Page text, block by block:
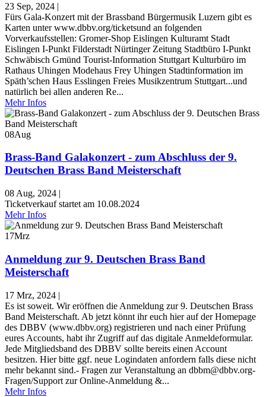
23 Sep, 2024 |
Fürs Gala-Konzert mit der Brassband Bürgermusik Luzern gibt es
Karten unter www.dbbv.org/ticketsund an folgenden
Vorverkaufsstellen: Gromer-Shop Eislingen Kulturamt Stadt
Eislingen I-Punkt Filderstadt Nürtinger Zeitung Stadtbüro I-Punkt
Schwäbisch Gmünd Tourist-Information Stuttgart Kulturbüro im
Rathaus Uhingen Modehaus Frey Uhingen Stadtinformation im
Späth’schen Haus Esslingen Freies Musikzentrum Stuttgart...und
natürlich bei allen anderen Re...
Mehr Infos
08Aug
Brass-Band Galakonzert - zum Abschluss der 9.
Deutschen Brass Band Meisterschaft
08 Aug, 2024 |
Ticketverkauf startet am 10.08.2024
Mehr Infos
17Mrz
Anmeldung zur 9. Deutschen Brass Band
Meisterschaft
17 Mrz, 2024 |
Es ist soweit. Wir eröffnen die Anmeldung zur 9. Deutschen Brass
Band Meisterschaft. Ab jetzt könnt ihr euch hier auf der Homepage
des DBBV (www.dbbv.org) registrieren und nach einer Prüfung
eures Accounts, habt ihr Zugriff auf das digitale Anmeldeformular.
Jede Mitgliedsband des DBBV sollte bereits einen Account
besitzen. Hier bitte ggf. neue Logindaten anfordern falls diese nicht
mehr bekannt sind.- Fragen zur Veranstaltung an dbbm@dbbv.org-
Fragen/Support zur Online-Anmeldung &...
Mehr Infos